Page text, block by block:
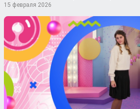
15 февраля 2026